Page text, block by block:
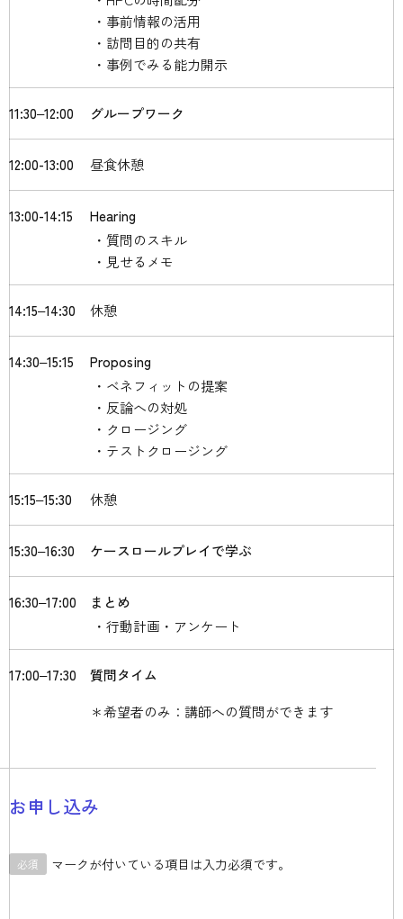
事前情報の活用
訪問目的の共有
事例でみる能力開示
11:30‒12:00 グループワーク
12:00-13:00 昼食休憩
13:00-14:15
Hearing
質問のスキル
見せるメモ
14:15‒14:30 休憩
14:30‒15:15
Proposing
ベネフィットの提案
反論への対処
クロージング
テストクロージング
15:15‒15:30 休憩
15:30‒16:30 ケースロールプレイで学ぶ
16:30‒17:00
まとめ
行動計画・アンケート
17:00‒17:30
質問タイム
＊希望者のみ：講師への質問ができます
お申し込み
必須 マークが付いている項目は入力必須です。